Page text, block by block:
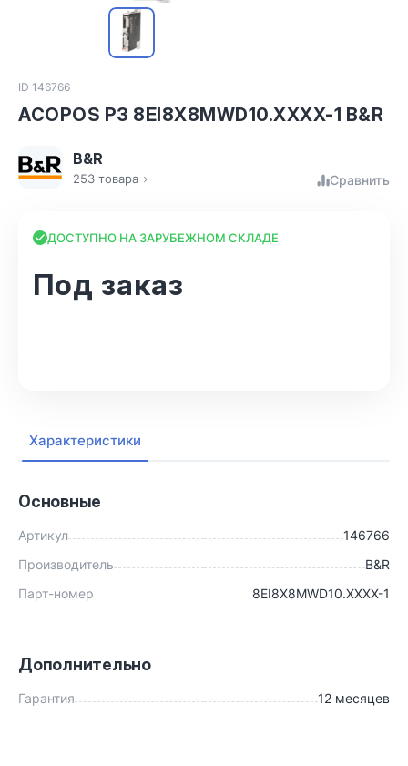
ID 146766
ACOPOS P3 8EI8X8MWD10.XXXX-1 B&R
B&R
253 товара Сравнить
ДОСТУПНО НА ЗАРУБЕЖНОМ СКЛАДЕ
Под заказ
Характеристики
Основные
Артикул
146766
Производитель
B&R
Парт-номер
8EI8X8MWD10.XXXX-1
Дополнительно
Гарантия 12 месяцев